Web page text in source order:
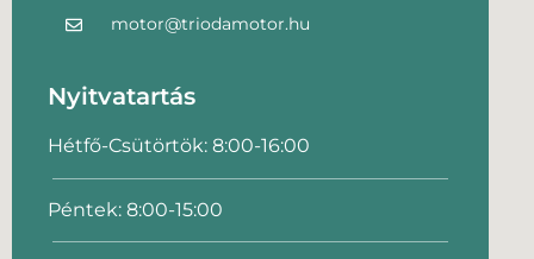
motor@triodamotor.hu
Nyitvatartás
Hétfő-Csütörtök: 8:00-16:00
Péntek: 8:00-15:00